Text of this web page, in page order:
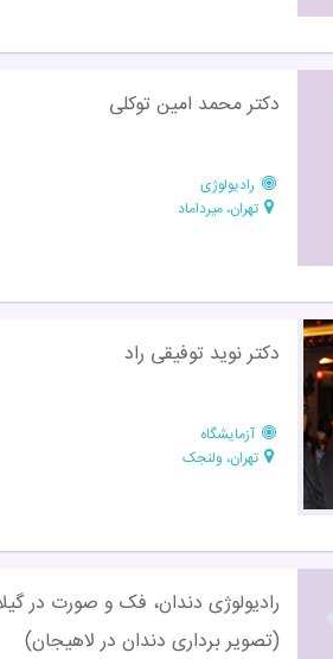
دکتر محمد امین توکلی
رادیولوژی
تهران، میرداماد
دكتر نوید توفیقی راد
آزمایشگاه
تهران، ولنجک
رادیولوژی دندان، فک و صورت در
(تصویر برداری دندان در لاهیجان)